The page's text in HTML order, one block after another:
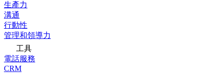
生產力
溝通
行動性
管理和領導力
工具
電話服務
CRM